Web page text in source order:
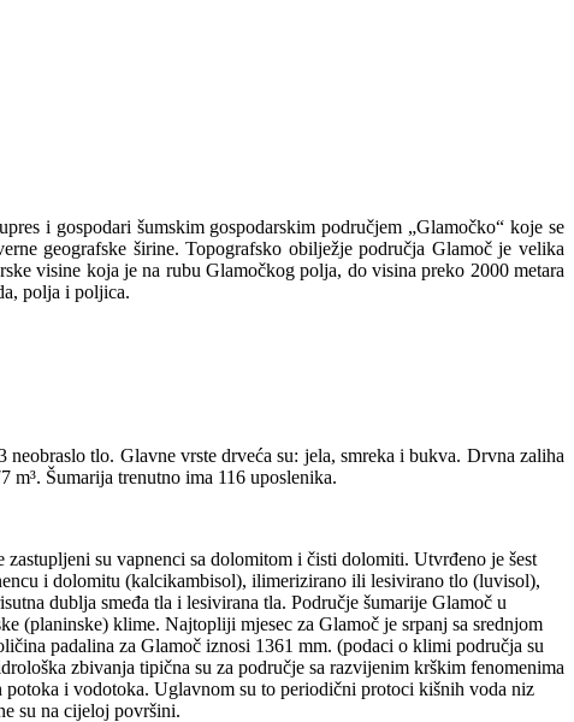
i gospodari šumskim gospodarskim područjem „Glamočko“ koje se
geografske širine. Topografsko obilježje područja Glamoč je velika
visine koja je na rubu Glamočkog polja, do visina preko 2000 metara
polja i poljica.
tlo. Glavne vrste drveća su: jela, smreka i bukva. Drvna zaliha
m³. Šumarija trenutno ima 116 uposlenika.
su vapnenci sa dolomitom i čisti dolomiti. Utvrđeno je šest
i dolomitu (kalcikambisol), ilimerizirano ili lesivirano tlo (luvisol),
dublja smeđa tla i lesivirana tla. Područje šumarije Glamoč u
(planinske) klime. Najtopliji mjesec za Glamoč je srpanj sa srednjom
padalina za Glamoč iznosi 1361 mm. (podaci o klimi područja su
zbivanja tipična su za područje sa razvijenim krškim fenomenima
potoka i vodotoka. Uglavnom su to periodični protoci kišnih voda niz
su na cijeloj površini.